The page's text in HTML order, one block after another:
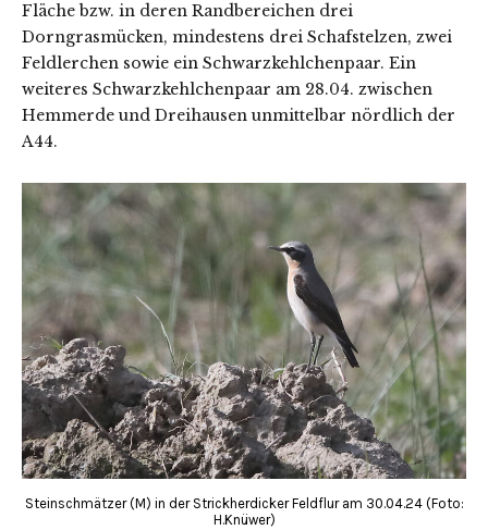
Fläche bzw. in deren Randbereichen drei
Dorngrasmücken, mindestens drei Schafstelzen, zwei
Feldlerchen sowie ein Schwarzkehlchenpaar. Ein
weiteres Schwarzkehlchenpaar am 28.04. zwischen
Hemmerde und Dreihausen unmittelbar nördlich der
A44.
Steinschmätzer (M) in der Strickherdicker Feldflur am 30.04.24 (Foto:
H.Knüwer)